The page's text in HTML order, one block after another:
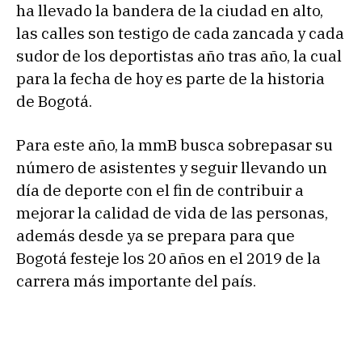
ha llevado la bandera de la ciudad en alto,
las calles son testigo de cada zancada y cada
sudor de los deportistas año tras año, la cual
para la fecha de hoy es parte de la historia
de Bogotá.
Para este año, la mmB busca sobrepasar su
número de asistentes y seguir llevando un
día de deporte con el fin de contribuir a
mejorar la calidad de vida de las personas,
además desde ya se prepara para que
Bogotá festeje los 20 años en el 2019 de la
carrera más importante del país.